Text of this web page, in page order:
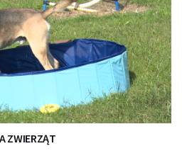
ZWIERZĄT